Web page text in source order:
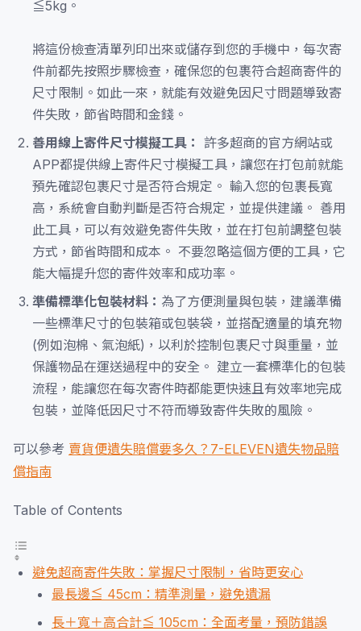
≦5kg。
將這份檢查清單列印出來或儲存到您的手機中，每次寄
件前都先按照步驟檢查，確保您的包裹符合超商寄件的
尺寸限制。如此一來，就能有效避免因尺寸問題導致寄
件失敗，節省時間和金錢。
善用線上寄件尺寸模擬工具： 許多超商的官方網站或
APP都提供線上寄件尺寸模擬工具，讓您在打包前就能
預先確認包裹尺寸是否符合規定。 輸入您的包裹長寬
高，系統會自動判斷是否符合規定，並提供建議。 善用
此工具，可以有效避免寄件失敗，並在打包前調整包裝
方式，節省時間和成本。 不要忽略這個方便的工具，它
能大幅提升您的寄件效率和成功率。
準備標準化包裝材料： 為了方便測量與包裝，建議準備
一些標準尺寸的包裝箱或包裝袋，並搭配適量的填充物
(例如泡棉、氣泡紙)，以利於控制包裹尺寸與重量，並
保護物品在運送過程中的安全。 建立一套標準化的包裝
流程，能讓您在每次寄件時都能更快速且有效率地完成
包裝，並降低因尺寸不符而導致寄件失敗的風險。
可以參考 賣貨便遺失賠償要多久？7-ELEVEN遺失物品賠
償指南
Table of Contents
避免超商寄件失敗：掌握尺寸限制，省時更安心
最長邊≦ 45cm：精準測量，避免遺漏
長＋寬＋高合計≦ 105cm：全面考量，預防錯誤